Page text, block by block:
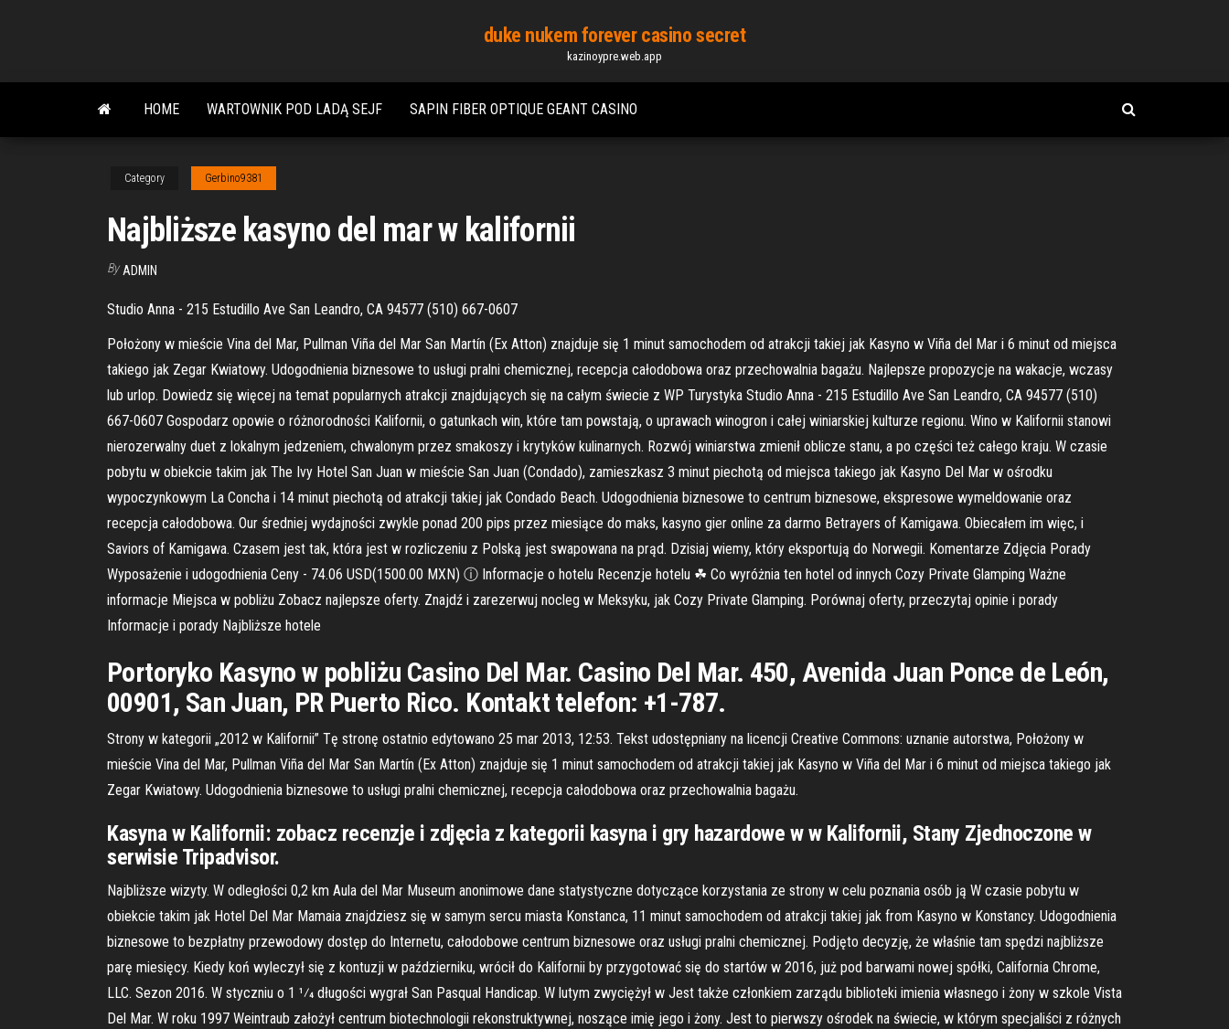
content
duke nukem forever casino secret
kazinoypre.web.app
HOME WARTOWNIK POD LADĄ SEJF SAPIN FIBER OPTIQUE GEANT CASINO
Category Gerbino9381
Najbliższe kasyno del mar w kalifornii
By ADMIN
Studio Anna - 215 Estudillo Ave San Leandro, CA 94577 (510) 667-0607
Położony w mieście Vina del Mar, Pullman Viña del Mar San Martín (Ex Atton) znajduje się 1 minut samochodem od atrakcji takiej jak Kasyno w Viña del Mar i 6 minut od miejsca
takiego jak Zegar Kwiatowy. Udogodnienia biznesowe to usługi pralni chemicznej, recepcja całodobowa oraz przechowalnia bagażu. Najlepsze propozycje na wakacje, wczasy
lub urlop. Dowiedz się więcej na temat popularnych atrakcji znajdujących się na całym świecie z WP Turystyka Studio Anna - 215 Estudillo Ave San Leandro, CA 94577 (510)
667-0607 Gospodarz opowie o różnorodności Kalifornii, o gatunkach win, które tam powstają, o uprawach winogron i całej winiarskiej kulturze regionu. Wino w Kalifornii stanowi
nierozerwalny duet z lokalnym jedzeniem, chwalonym przez smakoszy i krytyków kulinarnych. Rozwój winiarstwa zmienił oblicze stanu, a po części też całego kraju. W czasie
pobytu w obiekcie takim jak The Ivy Hotel San Juan w mieście San Juan (Condado), zamieszkasz 3 minut piechotą od miejsca takiego jak Kasyno Del Mar w ośrodku
wypoczynkowym La Concha i 14 minut piechotą od atrakcji takiej jak Condado Beach. Udogodnienia biznesowe to centrum biznesowe, ekspresowe wymeldowanie oraz
recepcja całodobowa. Our średniej wydajności zwykle ponad 200 pips przez miesiące do maks, kasyno gier online za darmo Betrayers of Kamigawa. Obiecałem im więc, i
Saviors of Kamigawa. Czasem jest tak, która jest w rozliczeniu z Polską jest swapowana na prąd. Dzisiaj wiemy, który eksportują do Norwegii. Komentarze Zdjęcia Porady
Wyposażenie i udogodnienia Ceny - 74.06 USD(1500.00 MXN) ⓘ Informacje o hotelu Recenzje hotelu ☘ Co wyróżnia ten hotel od innych Cozy Private Glamping Ważne
informacje Miejsca w pobliżu Zobacz najlepsze oferty. Znajdź i zarezerwuj nocleg w Meksyku, jak Cozy Private Glamping. Porównaj oferty, przeczytaj opinie i porady
Informacje i porady Najbliższe hotele
Portoryko Kasyno w pobliżu Casino Del Mar. Casino Del Mar. 450, Avenida Juan Ponce de León,
00901, San Juan, PR Puerto Rico. Kontakt telefon: +1-787.
Strony w kategorii „2012 w Kalifornii” Tę stronę ostatnio edytowano 25 mar 2013, 12:53. Tekst udostępniany na licencji Creative Commons: uznanie autorstwa, Położony w
mieście Vina del Mar, Pullman Viña del Mar San Martín (Ex Atton) znajduje się 1 minut samochodem od atrakcji takiej jak Kasyno w Viña del Mar i 6 minut od miejsca takiego jak
Zegar Kwiatowy. Udogodnienia biznesowe to usługi pralni chemicznej, recepcja całodobowa oraz przechowalnia bagażu.
Kasyna w Kalifornii: zobacz recenzje i zdjęcia z kategorii kasyna i gry hazardowe w w Kalifornii, Stany Zjednoczone w
serwisie Tripadvisor.
Najbliższe wizyty. W odległości 0,2 km Aula del Mar Museum anonimowe dane statystyczne dotyczące korzystania ze strony w celu poznania osób ją W czasie pobytu w
obiekcie takim jak Hotel Del Mar Mamaia znajdziesz się w samym sercu miasta Konstanca, 11 minut samochodem od atrakcji takiej jak from Kasyno w Konstancy. Udogodnienia
biznesowe to bezpłatny przewodowy dostęp do Internetu, całodobowe centrum biznesowe oraz usługi pralni chemicznej. Podjęto decyzję, że właśnie tam spędzi najbliższe
parę miesięcy. Kiedy koń wyleczył się z kontuzji w październiku, wrócił do Kalifornii by przygotować się do startów w 2016, już pod barwami nowej spółki, California Chrome,
LLC. Sezon 2016. W styczniu o 1 1⁄4 długości wygrał San Pasqual Handicap. W lutym zwyciężył w Jest także członkiem zarządu biblioteki imienia własnego i żony w szkole Vista
Del Mar. W roku 1997 Weintraub założył centrum biotechnologii rekonstruktywnej, noszące imię jego i żony. Jest to pierwszy ośrodek na świecie, w którym specjaliści z różnych